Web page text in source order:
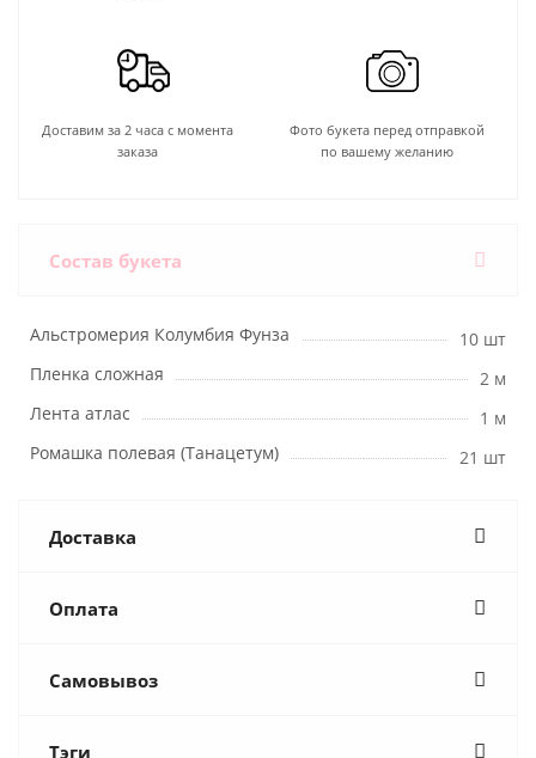
Доставим за 2 часа с момента
заказа
Фото букета перед отправкой
по вашему желанию
Состав букета
Альстромерия Колумбия Фунза
10 шт
Пленка сложная
2 м
Лента атлас
1 м
Ромашка полевая (Танацетум)
21 шт
Доставка
Оплата
Самовывоз
Тэги